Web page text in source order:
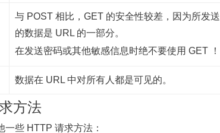
与 POST 相比，GET 的安全性较差，因为所发送
的数据是 URL 的一部分。
在发送密码或其他敏感信息时绝不要使用 GET ！
数据在 URL 中对所有人都是可见的。
方法
些 HTTP 请求方法：